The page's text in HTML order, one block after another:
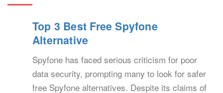
Top 3 Best Free Spyfone
Alternative
Spyfone has faced serious criticism for poor
data security, prompting many to look for safer
free Spyfone alternatives. Despite its claims of